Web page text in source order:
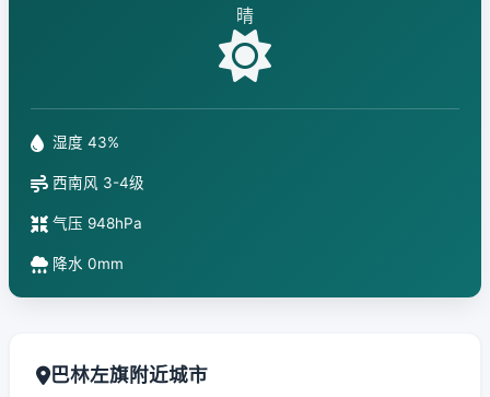
晴
湿度 43%
西南风 3-4级
气压 948hPa
降水 0mm
巴林左旗附近城市